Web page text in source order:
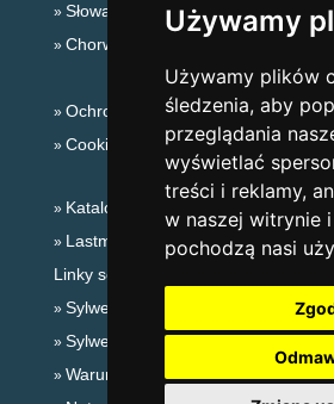
Używamy
Używamy plików
śledzenia, aby
przeglądania
wyświetlać
treści i reklamy,
w naszej witrynie
pochodzą nasi
Słowackie góry
Chorwacja
Ochrona prywatności
Cookies
Katalog zakwaterowania
Lastminute Jesioniki
Linky sezonowe:
Sylwester Jesioniki
Sylwester w górach 2025/26
Warunki narciarskie